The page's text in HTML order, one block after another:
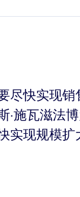
快实现
施瓦滋法
实现规模扩